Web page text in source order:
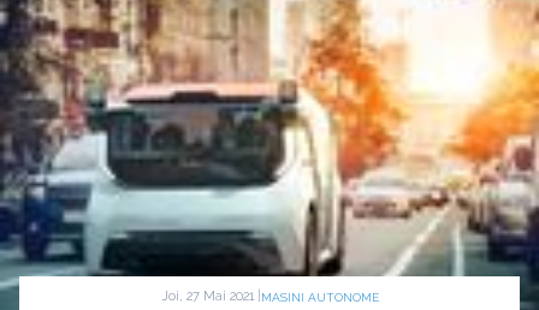
Joi, 27 Mai 2021 | MASINI AUTONOME